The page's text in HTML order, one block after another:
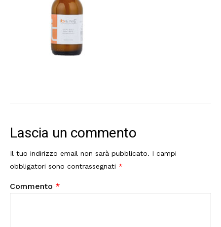
Lascia un commento
Il tuo indirizzo email non sarà pubblicato. I campi
obbligatori sono contrassegnati *
Commento *